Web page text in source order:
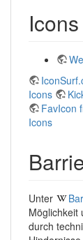
Icons
FavIcon
Icons
Unter
Möglichkeit
durch